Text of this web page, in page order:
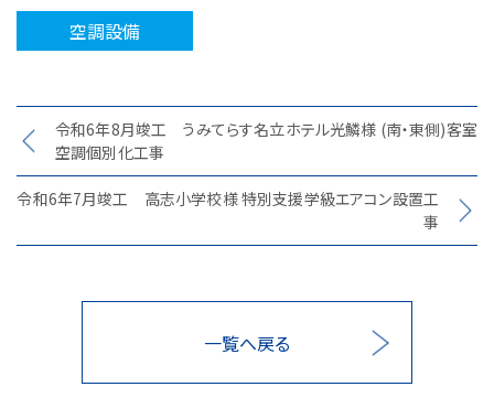
空調設備
令和6年8月竣工 うみてらす名立ホテル光鱗様 (南・東側)客室
空調個別化工事
令和6年7月竣工 高志小学校様 特別支援学級エアコン設置工
事
一覧へ戻る